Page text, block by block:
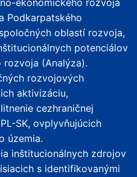
ekonomického rozvoja
Podkarpatského
oblastí rozvoja,
potenciálov
(Analýza).
rozvojových
aktivizáciu,
cezhraničnej
SK, ovplyvňujúcich
územia.
inštitucionálnych zdrojov
s identifikovanými